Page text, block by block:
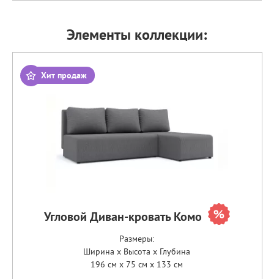
Элементы коллекции:
Хит продаж
Угловой Диван-кровать Комо
Размеры:
Ширина x Высота x Глубина
196 см x 75 см x 133 см